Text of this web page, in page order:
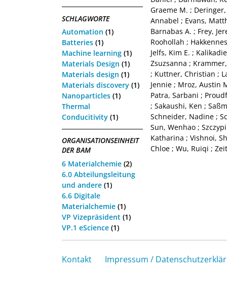
SCHLAGWORTE
Automation (1)
Batteries (1)
Machine learning (1)
Materials Design (1)
Materials design (1)
Materials discovery (1)
Nanoparticles (1)
Thermal
Conducitivity (1)
ORGANISATIONSEINHEIT
DER BAM
6 Materialchemie (2)
6.0 Abteilungsleitung
und andere (1)
6.6 Digitale
Materialchemie (1)
VP Vizepräsident (1)
VP.1 eScience (1)
Graeme M. ;
Annabel ; Evans,
Barnabas A. ; Frey,
Roohollah ;
Jelfs, Kim E. ;
Zsuzsanna ;
; Kuttner, Christian ;
Jennie ; Mroz, Austin
Patra, Sarbani ;
; Sakaushi, Ken ;
Schneider, Nadine ;
Sun, Wenhao ;
Katharina ; Vishnoi,
Chloe ; Wu, Ruiqi ;
Kontakt Impressum /